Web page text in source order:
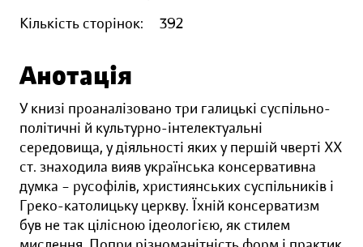
Кількість сторінок:
392
Анотація
У книзі проаналізовано три галицькі суспільно-
політичні й культурно-інтелектуальні
середовища, у діяльності яких у першій чверті ХХ
ст. знаходила вияв українська консервативна
думка – русофілів, християнських суспільників і
Греко-католицьку церкву. Їхній консерватизм
був не так цілісною ідеологією, як стилем